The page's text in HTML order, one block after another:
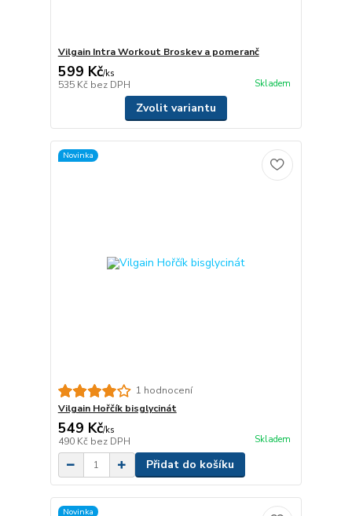
Vilgain Intra Workout Broskev a pomeranč
599 Kč/ks
535 Kč bez DPH Skladem
Zvolit variantu
Novinka
1 hodnocení
Vilgain Hořčík bisglycinát
549 Kč/ks
490 Kč bez DPH Skladem
Přidat do košíku
Novinka